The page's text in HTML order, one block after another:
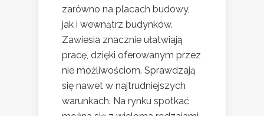
zarówno na placach budowy,
jak i wewnątrz budynków.
Zawiesia znacznie ułatwiają
pracę, dzięki oferowanym przez
nie możliwościom. Sprawdzają
się nawet w najtrudniejszych
warunkach. Na rynku spotkać